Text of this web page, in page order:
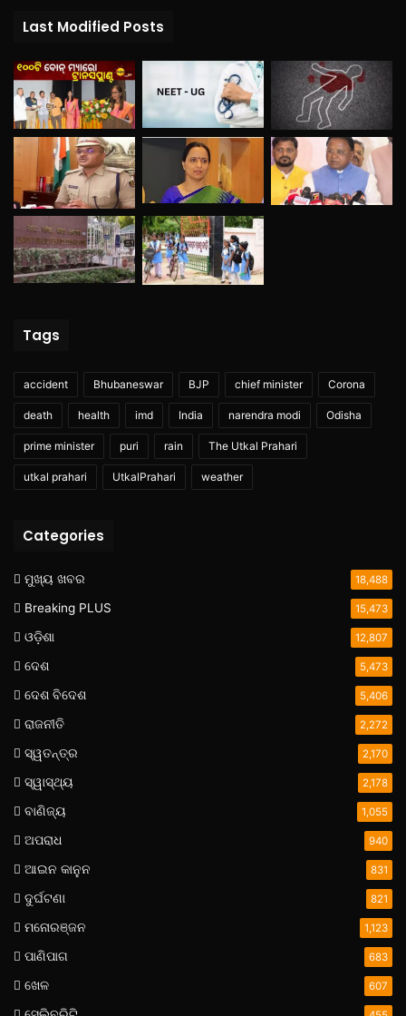
Last Modified Posts
Tags
accident Bhubaneswar BJP chief minister Corona
death health imd India narendra modi Odisha
prime minister puri rain The Utkal Prahari
utkal prahari UtkalPrahari weather
Categories
ମୁଖ୍ୟ ଖବର 18,488
Breaking PLUS 15,473
ଓଡ଼ିଶା 12,807
ଦେଶ 5,473
ଦେଶ ବିଦେଶ 5,406
ରାଜନୀତି 2,272
ସ୍ୱତନ୍ତ୍ର 2,170
ସ୍ୱାସ୍ଥ୍ୟ 2,178
ବାଣିଜ୍ୟ 1,055
ଅପରାଧ 940
ଆଇନ କାନୁନ 831
ଦୁର୍ଘଟଣା 821
ମନୋରଞ୍ଜନ 1,123
ପାଣିପାଗ 683
ଖେଳ 607